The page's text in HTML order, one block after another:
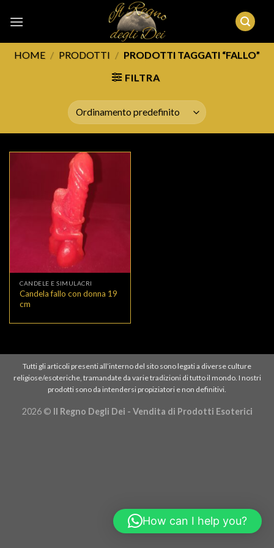
HOME / PRODOTTI / PRODOTTI TAGGATI “FALLO”
FILTRA
CANDELE E SIMULACRI
Candela fallo con donna 19
cm
Tutti gli articoli presenti all’interno del sito sono legati a diverse culture
religiose/esoteriche, tramandate da varie tradizioni di tutto il mondo. I nostri
prodotti sono da intendersi propiziatori e non definitivi.
2026 © Il Regno Degli Dei - Vendita di Prodotti Esoterici
How can I help you?